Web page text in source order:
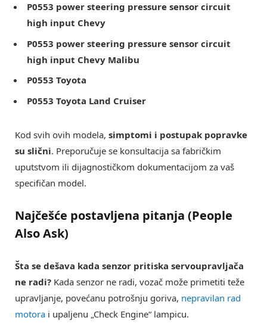
P0553 power steering pressure sensor circuit
high input Chevy
P0553 power steering pressure sensor circuit
high input Chevy Malibu
P0553 Toyota
P0553 Toyota Land Cruiser
Kod svih ovih modela, simptomi i postupak popravke
su slični. Preporučuje se konsultacija sa fabričkim
uputstvom ili dijagnostičkom dokumentacijom za vaš
specifičan model.
Najčešće postavljena pitanja (People
Also Ask)
Šta se dešava kada senzor pritiska servoupravljača
ne radi? Kada senzor ne radi, vozač može primetiti teže
upravljanje, povećanu potrošnju goriva, nepravilan rad
motora i upaljenu „Check Engine“ lampicu.